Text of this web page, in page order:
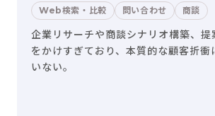
Web検索・比較 問い合わせ 商談
企業リサーチや商談シナリオ構築、提
をかけすぎており、本質的な顧客折衝
いない。